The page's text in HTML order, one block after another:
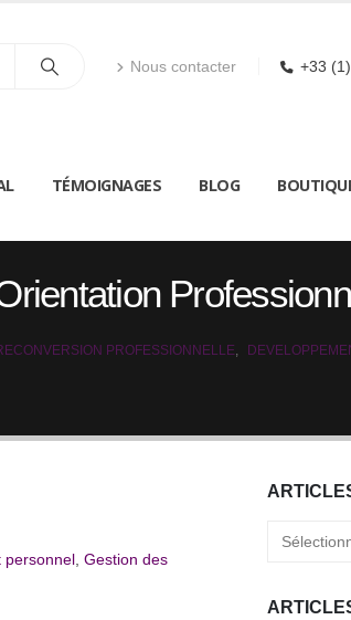
Nous contacter +33
TÉMOIGNAGES BLOG
PROFESSIONNELLE
personnel ,Gestion des